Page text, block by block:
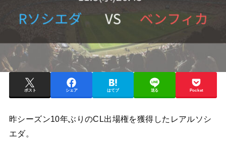
ポスト シェア はてブ 送る Pocket
昨シーズン10年ぶりのCL出場権を獲得したレアルソシ
エダ。